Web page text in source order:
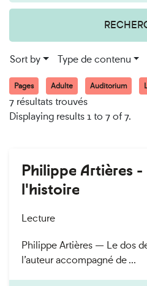
Sort by Type de contenu
Pages Adulte Auditorium
7 résultats trouvés
Displaying results 1 to 7 of 7.
Philippe Artières -
l'histoire
Lecture
Philippe Artières — Le dos
l’auteur accompagné de ...